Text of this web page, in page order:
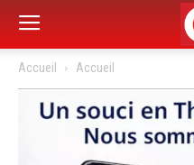
Accueil Accueil